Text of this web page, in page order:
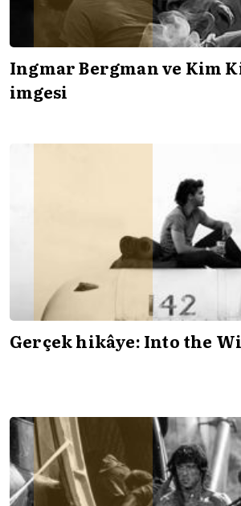
Ingmar Bergman ve Kim
imgesi
Gerçek hikâye: Into the